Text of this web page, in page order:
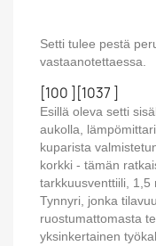
Setti tulee pestä
vastaanotettaessa.
[100 ][1037 ]
Esillä oleva setti
aukolla,
kuparista
korkki - tämän
tarkkuusventtiili, 1,5
Tynnyri, jonka
ruostumattomasta
yksinkertainen